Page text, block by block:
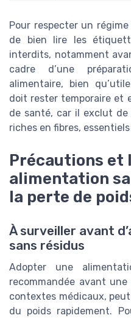
Pour respecter un
de bien lire les
interdits, notamment
cadre d’une
alimentaire, bien
doit rester temporaire et
de santé, car il exclut
riches en fibres,
Précautions et
alimentation
la perte de
À surveiller avant
sans résidus
Adopter une
recommandée avant
contextes médicaux,
du poids rapidement.